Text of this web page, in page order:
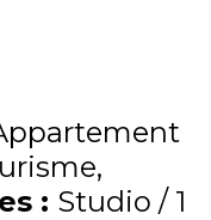
: Studio / 1